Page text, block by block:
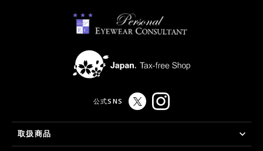
公式SNS
取扱商品